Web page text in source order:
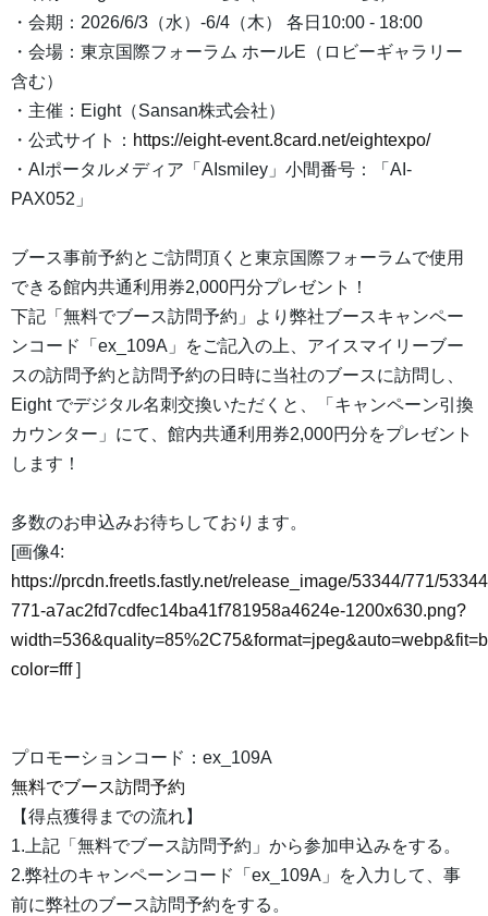
・会期：2026/6/3（水）-6/4（木） 各日10:00 - 18:00
・会場：東京国際フォーラム ホールE（ロビーギャラリー
含む）
・主催：Eight（Sansan株式会社）
・公式サイト： https://eight-event.8card.net/eightexpo/
・AIポータルメディア「AIsmiley」小間番号：「AI-
PAX052」
ブース事前予約とご訪問頂くと東京国際フォーラムで使用
できる館内共通利用券2,000円分プレゼント！
下記「無料でブース訪問予約」より弊社ブースキャンペー
ンコード「ex_109A」をご記入の上、アイスマイリーブー
スの訪問予約と訪問予約の日時に当社のブースに訪問し、
Eight でデジタル名刺交換いただくと、「キャンペーン引換
カウンター」にて、館内共通利用券2,000円分をプレゼント
します！
多数のお申込みお待ちしております。
[画像4:
https://prcdn.freetls.fastly.net/release_image/53344/771/
771-a7ac2fd7cdfec14ba41f781958a4624e-1200x630.png?
color=fff]
プロモーションコード：ex_109A
無料でブース訪問予約
【得点獲得までの流れ】
1.上記「無料でブース訪問予約」から参加申込みをする。
2.弊社のキャンペーンコード「ex_109A」を入力して、事
前に弊社のブース訪問予約をする。